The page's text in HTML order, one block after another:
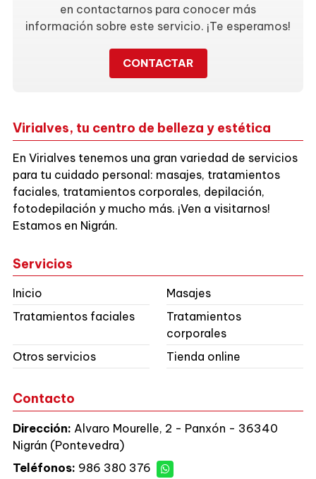
en contactarnos para conocer más
información sobre este servicio. ¡Te esperamos!
CONTACTAR
Virialves, tu centro de belleza y estética
En Virialves tenemos una gran variedad de servicios
para tu cuidado personal: masajes, tratamientos
faciales, tratamientos corporales, depilación,
fotodepilación y mucho más. ¡Ven a visitarnos!
Estamos en Nigrán.
Servicios
Inicio
Masajes
Tratamientos faciales
Tratamientos
corporales
Otros servicios
Tienda online
Contacto
Dirección: Alvaro Mourelle, 2 - Panxón - 36340
Nigrán (Pontevedra)
Teléfonos: 986 380 376